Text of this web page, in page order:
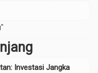
Investasi Jangka